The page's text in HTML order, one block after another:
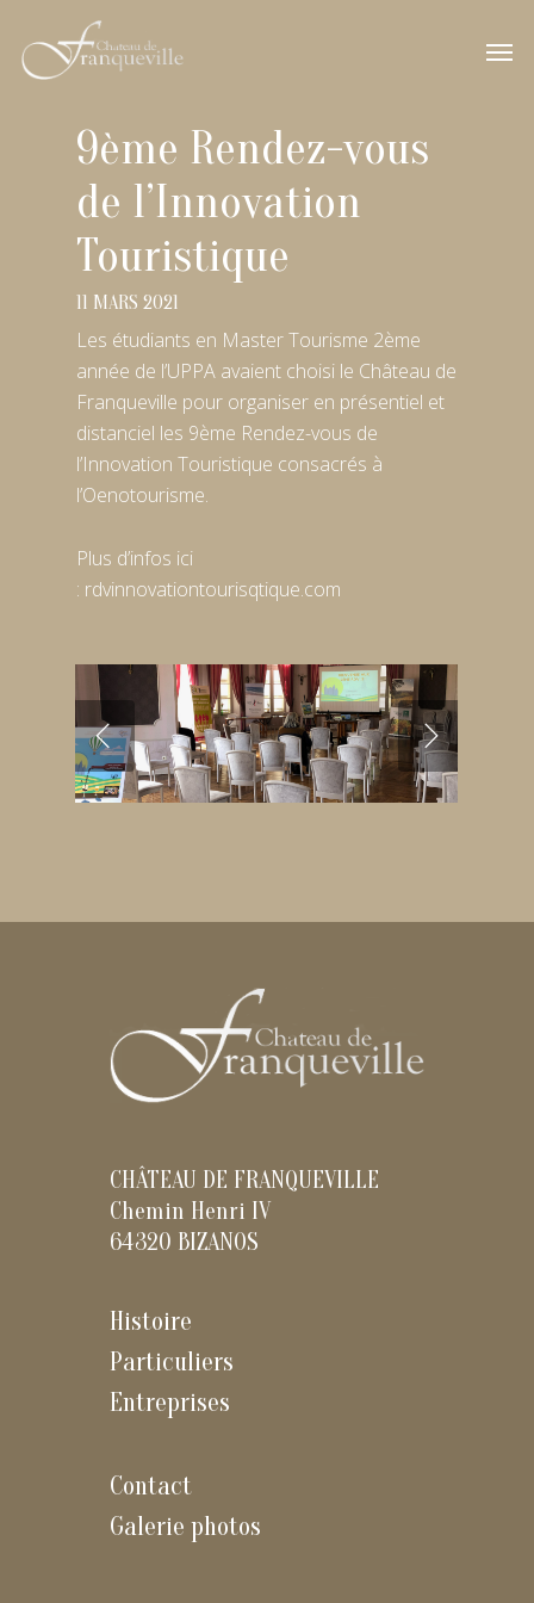
9ème Rendez-vous
de l’Innovation
Touristique
11 MARS 2021
Les étudiants en Master Tourisme 2ème
année de l’UPPA avaient choisi le Château de
Franqueville pour organiser en présentiel et
distanciel les 9ème Rendez-vous de
l’Innovation Touristique consacrés à
l’Oenotourisme.
Plus d’infos ici
: rdvinnovationtourisqtique.com
CHÂTEAU DE FRANQUEVILLE
Chemin Henri IV
64320 BIZANOS
Histoire
Particuliers
Entreprises
Contact
Galerie photos